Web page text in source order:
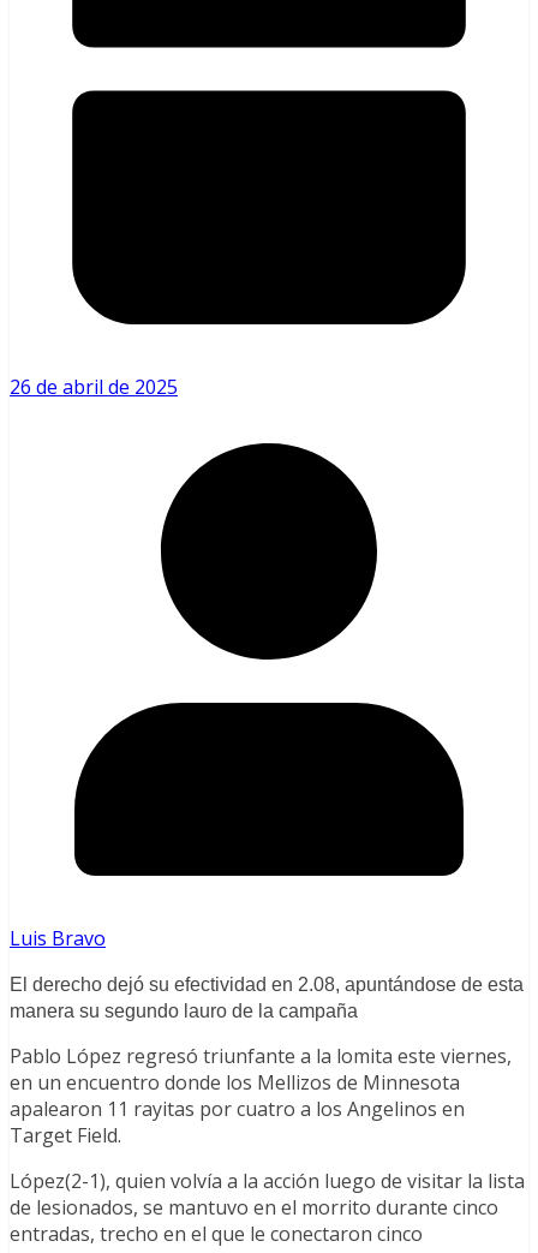
26 de abril de 2025
Luis Bravo
El derecho dejó su efectividad en 2.08, apuntándose de esta
manera su segundo lauro de la campaña
Pablo López regresó triunfante a la lomita este viernes,
en un encuentro donde los Mellizos de Minnesota
apalearon 11 rayitas por cuatro a los Angelinos en
Target Field.
López(2-1), quien volvía a la acción luego de visitar la lista
de lesionados, se mantuvo en el morrito durante cinco
entradas, trecho en el que le conectaron cinco